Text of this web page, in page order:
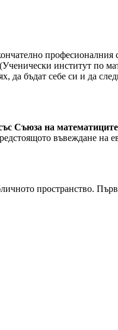
професионалния
институт по
да бъдат себе си и да
Съюза на
въвеждане на
пространство.